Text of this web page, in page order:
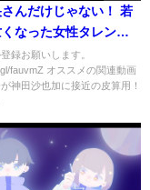
んだけじゃない！ 若
なった女性タレント9
すぎる【だみんちゃ
録お願いします。
fauvmZ オススメの関連動画
神田沙也加に接近の皮算用！